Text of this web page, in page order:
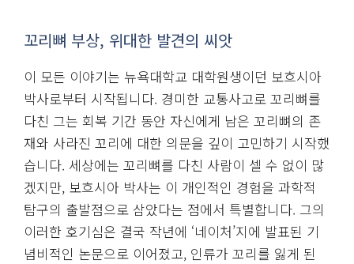
꼬리뼈 부상, 위대한 발견의 씨앗
이 모든 이야기는 뉴욕대학교 대학원생이던 보흐시아
박사로부터 시작됩니다. 경미한 교통사고로 꼬리뼈를
다친 그는 회복 기간 동안 자신에게 남은 꼬리뼈의 존
재와 사라진 꼬리에 대한 의문을 깊이 고민하기 시작했
습니다. 세상에는 꼬리뼈를 다친 사람이 셀 수 없이 많
겠지만, 보흐시아 박사는 이 개인적인 경험을 과학적
탐구의 출발점으로 삼았다는 점에서 특별합니다. 그의
이러한 호기심은 결국 작년에 ‘네이처’지에 발표된 기
념비적인 논문으로 이어졌고, 인류가 꼬리를 잃게 된